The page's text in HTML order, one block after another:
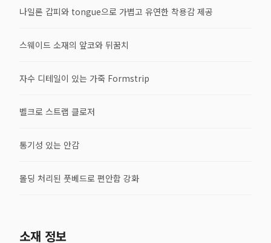
나일론 갑피와 tongue으로 가볍고 유연한 착용감 제공
스웨이드 소재의 앞코와 뒤꿈치
자수 디테일이 있는 가죽 Formstrip
벨크로 스트랩 클로저
통기성 있는 안감
몰딩 처리된 풋베드로 편안함 강화
소재 정보